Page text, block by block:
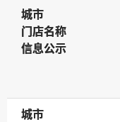
城市
城市
门店名称
门店名称
信息公示
信息公示
城市
城市